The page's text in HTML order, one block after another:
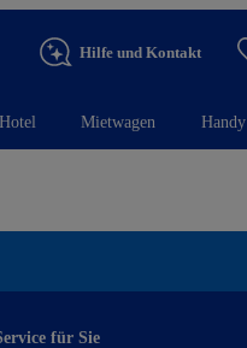
Hilfe und Kontakt
Hotel Mietwagen Handy
für Sie